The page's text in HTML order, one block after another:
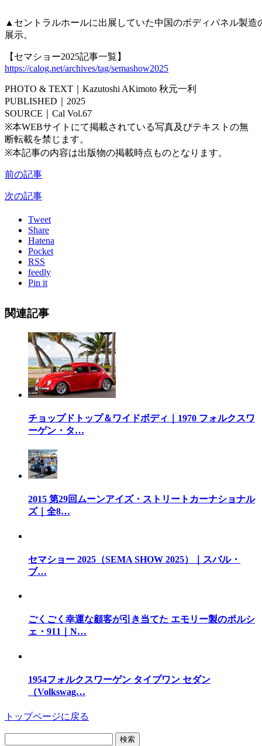
▲セントラルホールに出展していた中国のボディパネル製
展示。
【セマショー2025記事一覧】
https://calog.net/archives/tag/semashow2025
PHOTO & TEXT｜Kazutoshi AKimoto 秋元一利
PUBLISHED｜2025
SOURCE｜Cal Vol.67
※本WEBサイトにて掲載されている写真及びテキストの無
断転載を禁じます。
※本記事の内容は出版物の掲載時点ものとなります。
前の記事
次の記事
Tweet
Share
Hatena
Pocket
RSS
feedly
Pin it
関連記事
チョップドトップ＆ワイドボディ｜1970 フォルクスワ
ーゲン・タ…
2015 第29回ムーンアイズ・ストリートカーナショナル
ズ｜全8…
セマショー 2025（SEMA SHOW 2025）｜スバル・
ブ…
ごくごく幸運な顧客が引き当てた エモリー製のポルシ
ェ・911｜N…
1954フォルクスワーゲン タイプワン セダン
（Volkswag…
トップページに戻る